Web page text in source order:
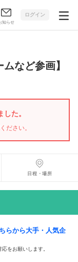
知らせ
ログイン
ムなど参画】
た。
ださい。
日程・場所
らから大手・人気企
をお願いします。